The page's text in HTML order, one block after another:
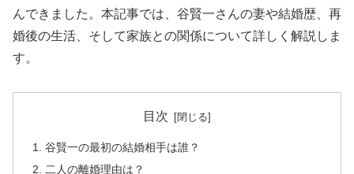
んできました。本記事では、谷賢一さんの妻や結婚歴、再
婚後の生活、そして家族との関係について詳しく解説しま
す。
目次
谷賢一の最初の結婚相手は誰？
二人の離婚理由は？